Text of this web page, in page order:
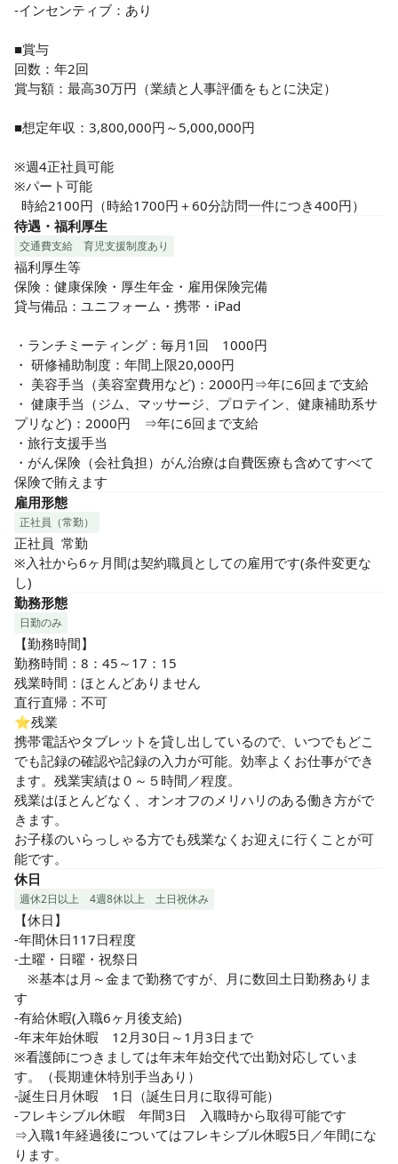
-インセンティブ：あり
■賞与
回数：年2回
賞与額：最高30万円（業績と人事評価をもとに決定）
■想定年収：3,800,000円～5,000,000円
※週4正社員可能
※パート可能
  時給2100円（時給1700円＋60分訪問一件につき400円）
待遇・福利厚生
交通費支給 育児支援制度あり
福利厚生等
保険：健康保険・厚生年金・雇用保険完備
貸与備品：ユニフォーム・携帯・iPad
・ランチミーティング：毎月1回　1000円
・ 研修補助制度：年間上限20,000円
・ 美容手当（美容室費用など)：2000円⇒年に6回まで支給
・ 健康手当（ジム、マッサージ、プロテイン、健康補助系サ
プリなど)：2000円　⇒年に6回まで支給
・旅行支援手当
・がん保険（会社負担）がん治療は自費医療も含めてすべて
保険で賄えます
雇用形態
正社員（常勤）
正社員  常勤
※入社から6ヶ月間は契約職員としての雇用です(条件変更な
し)
勤務形態
日勤のみ
【勤務時間】
勤務時間：8：45～17：15
残業時間：ほとんどありません
直行直帰：不可
⭐︎残業
携帯電話やタブレットを貸し出しているので、いつでもどこ
でも記録の確認や記録の入力が可能。効率よくお仕事ができ
ます。残業実績は０～５時間／程度。
残業はほとんどなく、オンオフのメリハリのある働き方がで
きます。
お子様のいらっしゃる方でも残業なくお迎えに行くことが可
能です。
休日
週休2日以上 4週8休以上 土日祝休み
【休日】
-年間休日117日程度
-土曜・日曜・祝祭日
※基本は月～金まで勤務ですが、月に数回土日勤務ありま
す
-有給休暇(入職6ヶ月後支給)
-年末年始休暇　12月30日～1月3日まで
※看護師につきましては年末年始交代で出勤対応していま
す。（長期連休特別手当あり）
-誕生日月休暇　1日（誕生日月に取得可能）
-フレキシブル休暇　年間3日　入職時から取得可能です
⇒入職1年経過後についてはフレキシブル休暇5日／年間にな
ります。